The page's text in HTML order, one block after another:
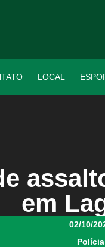
LOCAL
em
02/10/
Polícia